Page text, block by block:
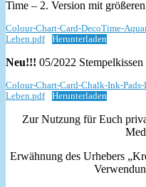
Time – 2. Version mit
Colour-Chart-Card-DecoTime-
Leben.pdf
Herunterladen
Neu!!! 05/2022
Colour-Chart-Card-Chalk-Ink-
Leben.pdf
Herunterladen
Zur Nutzung für Euch
Erwähnung des Urhebers